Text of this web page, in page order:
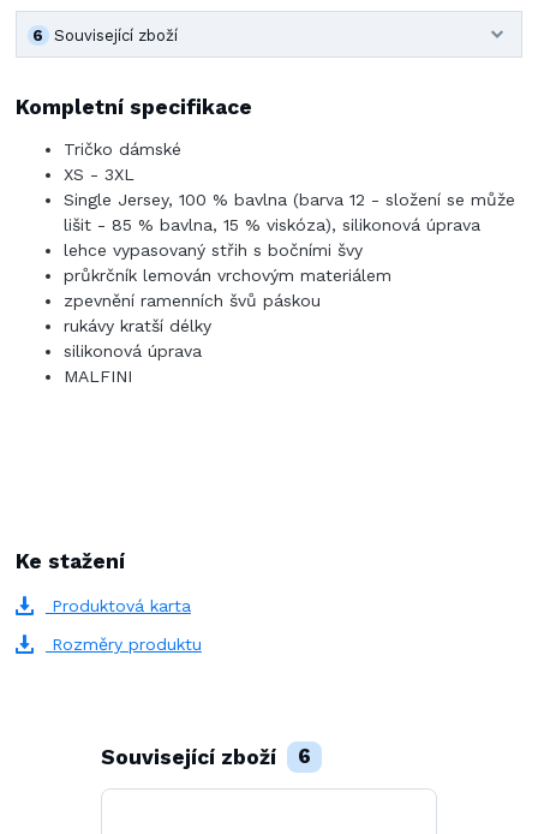
Související zboží
6
Kompletní specifikace
Tričko dámské
XS - 3XL
Single Jersey, 100 % bavlna (barva 12 - složení se může
lišit - 85 % bavlna, 15 % viskóza), silikonová úprava
lehce vypasovaný střih s bočními švy
průkrčník lemován vrchovým materiálem
zpevnění ramenních švů páskou
rukávy kratší délky
silikonová úprava
MALFINI
Ke stažení
Produktová karta
Rozměry produktu
Související zboží 6